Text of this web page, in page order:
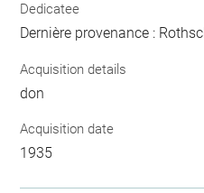
Dedicatee
Dernière provenance :
Acquisition details
don
Acquisition date
1935